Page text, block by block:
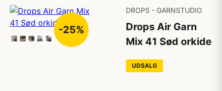
-25%
DROPS - GARNSTUDIO
Drops Air Garn
Mix 41 Sød orkide
UDSALG